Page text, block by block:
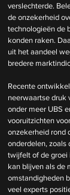
verslechterde.
de onzekerheid
technologieën de
konden raken.
uit het aandeel
bredere
Recente
neerwaartse druk
onder meer UBS
vooruitzichten
onzekerheid rond
onderdelen, zoals
twijfelt of de groei
kan blijven als de
omstandigheden
veel experts